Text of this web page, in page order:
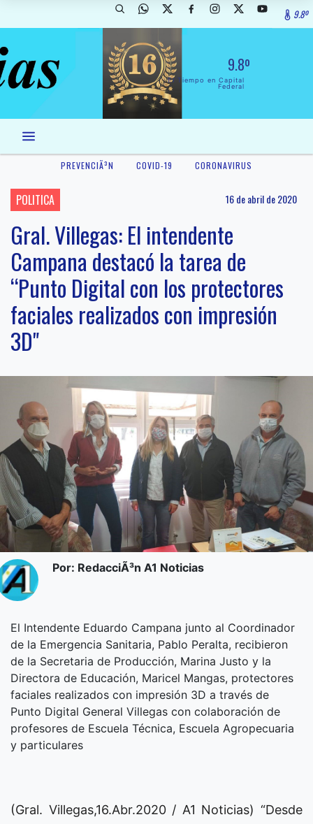
9.8º
9.8º
El Tiempo en Capital
Federal
PREVENCIÃ³N COVID-19 CORONAVIRUS
POLITICA 16 de abril de 2020
Gral. Villegas: El intendente
Campana destacó la tarea de
“Punto Digital con los protectores
faciales realizados con impresión
3D"
Por: RedacciÃ³n A1 Noticias
El Intendente Eduardo Campana junto al Coordinador
de la Emergencia Sanitaria, Pablo Peralta, recibieron
de la Secretaria de Producción, Marina Justo y la
Directora de Educación, Maricel Mangas, protectores
faciales realizados con impresión 3D a través de
Punto Digital General Villegas con colaboración de
profesores de Escuela Técnica, Escuela Agropecuaria
y particulares
(Gral. Villegas,16.Abr.2020 / A1 Noticias) “Desde